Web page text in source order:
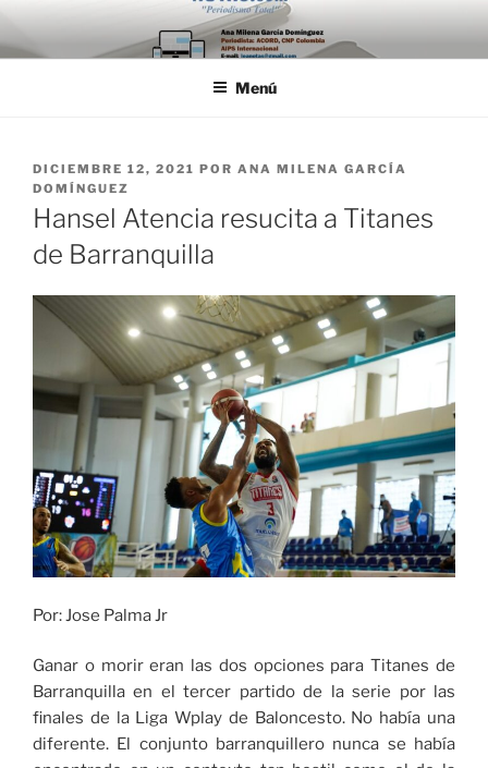
Saltar
al
contenido
Menú
PUBLICADO
EL
DICIEMBRE 12, 2021 POR ANA MILENA GARCÍA
DOMÍNGUEZ
Hansel Atencia resucita a Titanes
de Barranquilla
Por: Jose Palma Jr
Ganar o morir eran las dos opciones para Titanes de
Barranquilla en el tercer partido de la serie por las
finales de la Liga Wplay de Baloncesto. No había una
diferente. El conjunto barranquillero nunca se había